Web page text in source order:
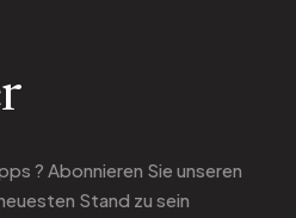
? Abonnieren Sie unseren
Stand zu sein